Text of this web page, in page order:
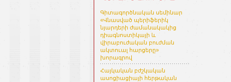
Գիտագործնական սեմինար
«Վնասված պերիֆերիկ
նյարդերի ժամանակակից
դիագնոստիկայի և
վիրաբուժական բուժման
ակտուալ հարցերը»
խորագրով
Հայկական բժշկական
ասոցիացիայի հերթական